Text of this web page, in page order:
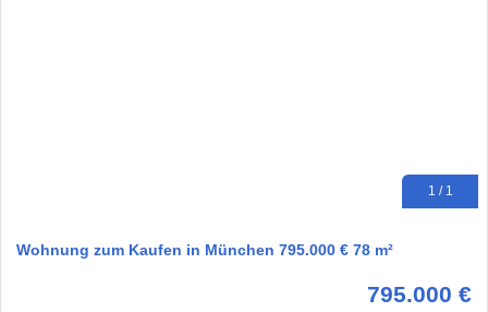
1 / 1
Wohnung zum Kaufen in München 795.000 € 78 m²
795.000 €